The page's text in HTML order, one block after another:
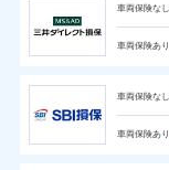
車両保険なし
車両保険あり
車両保険なし
車両保険あり